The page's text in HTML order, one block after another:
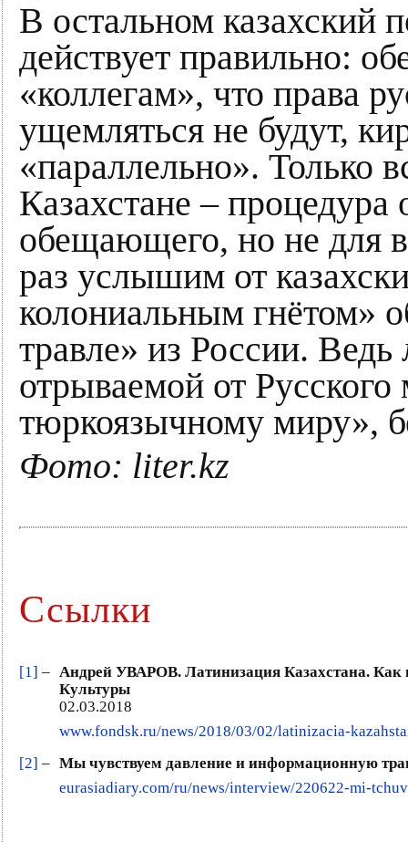
В остальном казахский
действует правильно:
«коллегам», что права
ущемляться не будут,
«параллельно». Только
Казахстане – процедура
обещающего, но не
раз услышим от
колониальным гнётом»
травле» из России.
отрываемой от
тюркоязычному миру»,
Фото: liter.kz
Ссылки
[1] – Андрей УВАРОВ. Латинизация Казахстана. Как
Культуры
02.03.2018
www.fondsk.ru/news/2018/03/02/latinizacia-
[2] – Мы чувствуем давление и информационную
eurasiadiary.com/ru/news/interview/220622-mi-